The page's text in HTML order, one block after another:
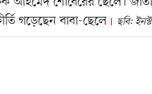
গড়েছেন বাবা-ছেলে
ছবি: